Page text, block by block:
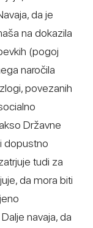
da je
na dokazila
(pogoj
naročila
povezanih
Državne
dopustno
tudi za
da mora biti
navaja, da